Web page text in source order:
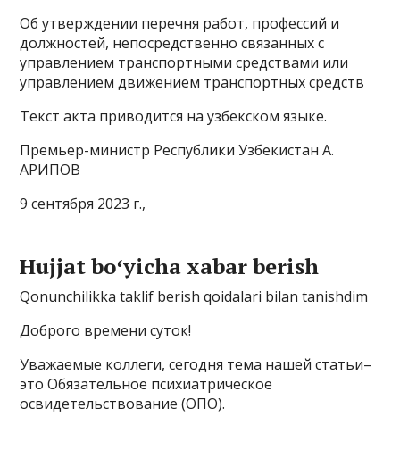
Об утверждении перечня работ, профессий и
должностей, непосредственно связанных с
управлением транспортными средствами или
управлением движением транспортных средств
Текст акта приводится на узбекском языке.
Премьер-министр Республики Узбекистан А.
АРИПОВ
9 сентября 2023 г.,
Hujjat boʻyicha xabar berish
Qonunchilikka taklif berish qoidalari bilan tanishdim
Доброго времени суток!
Уважаемые коллеги, сегодня тема нашей статьи–
это Обязательное психиатрическое
освидетельствование (ОПО).